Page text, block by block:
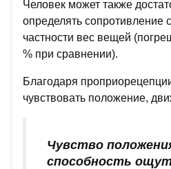
Человек может также
определять сопротивление
частности вес вещей
% при сравнении).
Благодаря
чувствовать положение,
Чувство
способность